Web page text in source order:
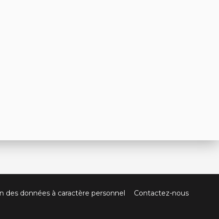
des données à caractère personnel
Contactez-nous